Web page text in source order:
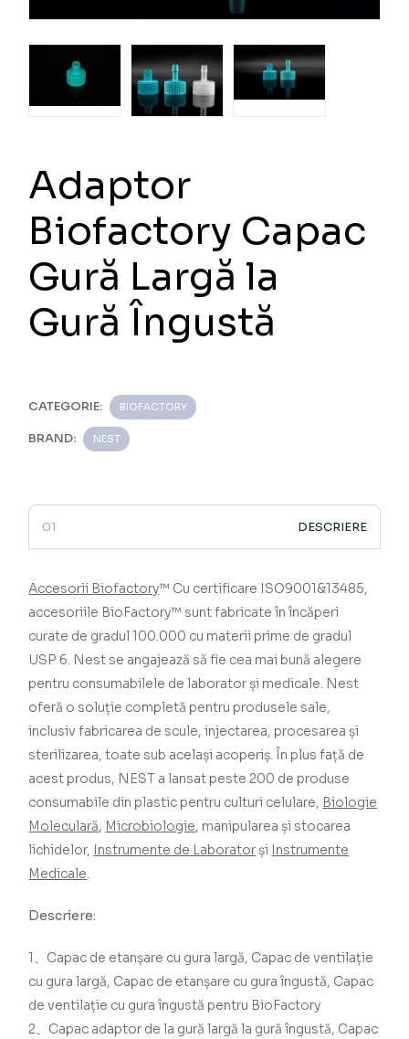
Adaptor
Biofactory Capac
Gură Largă la
Gură Îngustă
CATEGORIE: BIOFACTORY
BRAND: NEST
DESCRIERE
Accesorii Biofactory™ ­­­­­­­­­­­­­­­­­­­­­­­­­­­­­ Cu certificare ISO9001&13485,
accesoriile BioFactory™ sunt fabricate în încăperi
curate de gradul 100.000 cu materii prime de gradul
USP 6. Nest se angajează să fie cea mai bună alegere
pentru consumabilele de laborator și medicale. Nest
oferă o soluție completă pentru produsele sale,
inclusiv fabricarea de scule, injectarea, procesarea și
sterilizarea, toate sub același acoperiș.În plus față de
acest produs, NEST a lansat peste 200 de produse
consumabile din plastic pentru culturi celulare, Biologie
Moleculară, Microbiologie, manipularea și stocarea
lichidelor, Instrumente de Laborator și Instrumente
Medicale
Descriere:
1、Capac de etanșare cu gura largă, Capac de ventilație
cu gura largă, Capac de etanșare cu gura îngustă, Capac
de ventilație cu gura îngustă pentru BioFactory
2、Capac adaptor de la gură largă la gură îngustă, Capac